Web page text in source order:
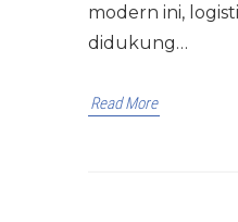
modern ini,
didukung…
Read More